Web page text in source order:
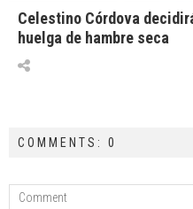
Celestino Córdova
huelga de hambre seca
COMMENTS: 0